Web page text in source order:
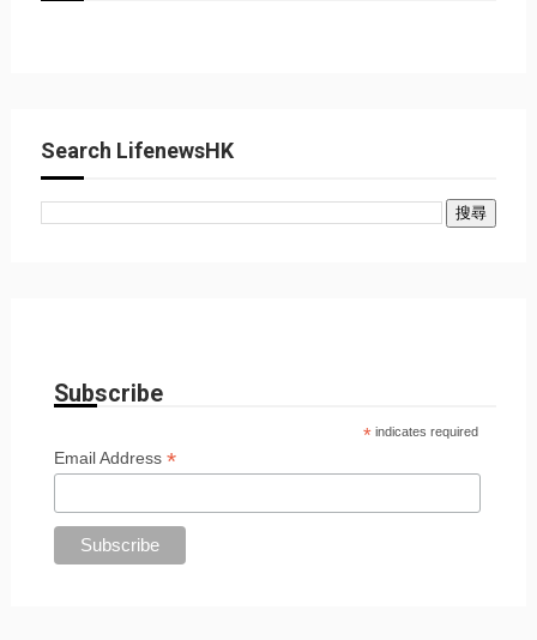
Search LifenewsHK
Subscribe
* indicates required
Email Address*